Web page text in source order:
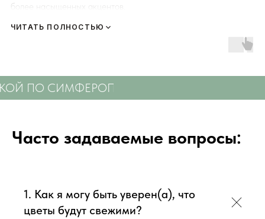
более насыщенных акцентов.
дополненных эустомой, хризантемами, декоративной зеленью
Корзина смотрится объёмно со всех сторон, её удобно
зоне.
флористическую обработку.
ЧИТАТЬ ПОЛНОСТЬЮ
СИМФЕРОПОЛЮ
Часто задаваемые вопросы:
1. Как я могу быть уверен(а), что
цветы будут свежими?